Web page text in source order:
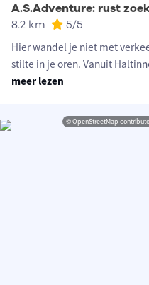
A.S.Adventure: rust
8.2 km 5/5
Hier wandel je niet met
stilte in je oren. Vanuit
meer lezen
© OpenStreetMap